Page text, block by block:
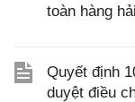
toàn hàng hải
Quyết định
duyệt điều